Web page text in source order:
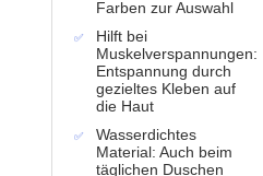
Farben zur Auswahl
Hilft bei
Muskelverspannungen:
Entspannung durch
gezieltes Kleben auf
die Haut
Wasserdichtes
Material: Auch beim
täglichen Duschen